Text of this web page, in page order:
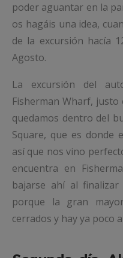
poder aguantar en la
os hagáis una idea,
de la excursión hacía
Agosto.
La excursión del
Fisherman Wharf,
quedamos dentro del
Square, que es donde
así que nos vino
encuentra en
bajarse ahí al
porque la gran
cerrados y hay ya poco